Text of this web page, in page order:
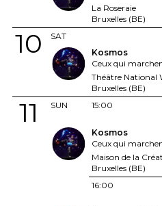
La Roseraie
Bruxelles (BE)
SAT
10
Kosmos
Ceux qui
Théâtre National
Bruxelles (BE)
SUN
11
15:00
Kosmos
Ceux qui
Maison de la
Bruxelles (BE)
16:00